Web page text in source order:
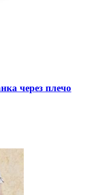
через плечо